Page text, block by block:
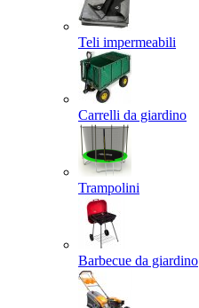
Teli impermeabili
Carrelli da giardino
Trampolini
Barbecue da giardino